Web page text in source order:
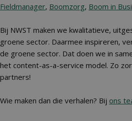
Fieldmanager, Boomzorg, Boom in
Bij NWST maken we kwalitatieve,
groene sector. Daarmee inspireren,
de groene sector. Dat doen we in
het content-as-a-service model. Zo
partners!
Wie maken dan die verhalen? Bij ons